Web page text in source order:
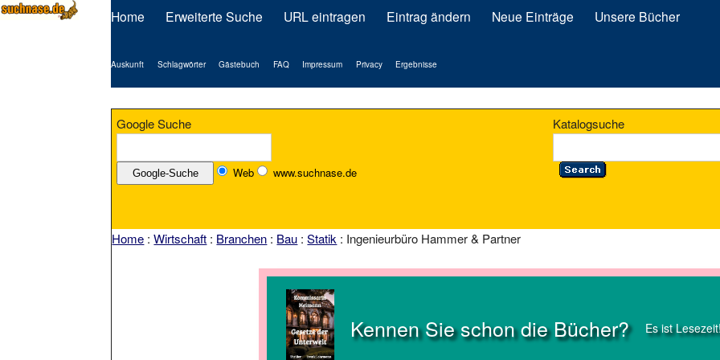
Home Erweiterte Suche URL eintragen Eintrag ändern Neue Einträge Unsere Bücher
Auskunft Schlagwörter Gästebuch FAQ Impressum Privacy Ergebnisse
Google Suche
Web www.suchnase.de
Katalogsuche
Home :Wirtschaft : Branchen : Bau :Statik : Ingenieurbüro Hammer & Partner
Kennen Sie schon die Bücher? Es ist